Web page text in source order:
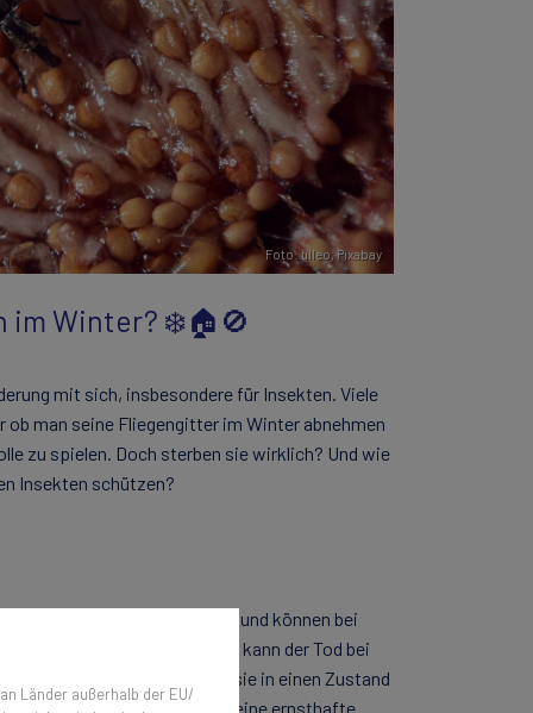
Foto: ulleo,Pixabay
im Winter? ❄️🏠🚫
mit sich, insbesondere für Insekten. Viele
ob man seine Fliegengitter im Winter abnehmen
zu spielen. Doch sterben sie wirklich? Und wie
Insekten schützen?
sind kaltblütige Tiere und können bei
und den Umweltbedingungen kann der Tod bei
den Winter, indem sie in einen Zustand
winterlichen Bedingungen eine ernsthafte
Länder außerhalb der EU/